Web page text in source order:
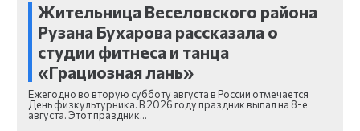
Жительница Веселовского района
Рузана Бухарова рассказала о
студии фитнеса и танца
«Грациозная лань»
Ежегодно во вторую субботу августа в России отмечается
День физкультурника. В 2026 году праздник выпал на 8-е
августа. Этот праздник…